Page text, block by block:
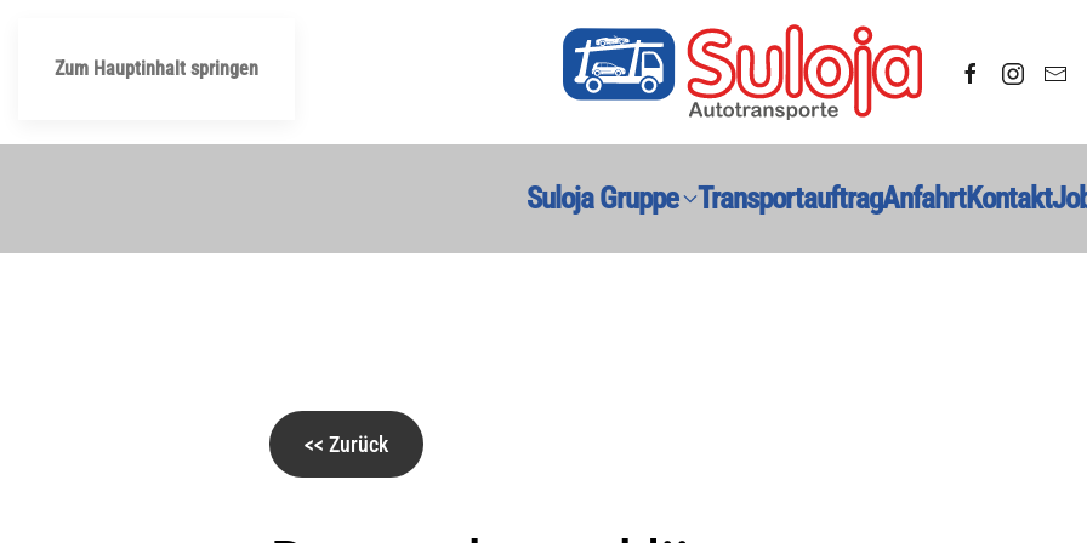
Zum Hauptinhalt springen
Suloja Gruppe TransportauftragAnfahrtKontakt
<< Zurück